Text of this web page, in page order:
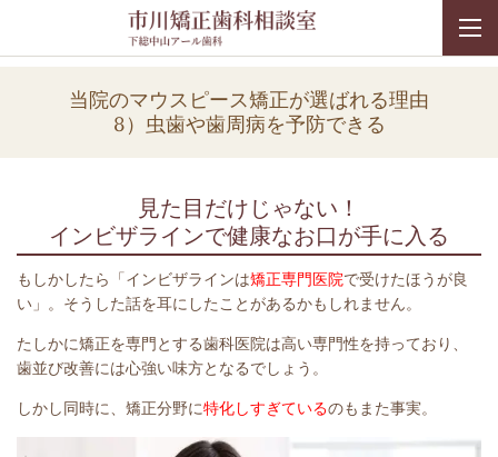
当院のマウスピース矯正が選ばれる理由
8）虫歯や歯周病を予防できる
見た目だけじゃない！
インビザラインで健康なお口が手に入る
もしかしたら「インビザラインは矯正専門医院で受けたほうが良
い」。そうした話を耳にしたことがあるかもしれません。
たしかに矯正を専門とする歯科医院は高い専門性を持っており、
歯並び改善には心強い味方となるでしょう。
しかし同時に、矯正分野に特化しすぎているのもまた事実。